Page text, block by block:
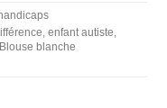
handicaps
,enfant autiste,
blanche